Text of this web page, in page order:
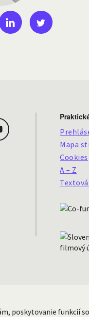
share
Linkedin share
Tweet
Mapa
Cookies
A – Z
poskytovanie funkcií